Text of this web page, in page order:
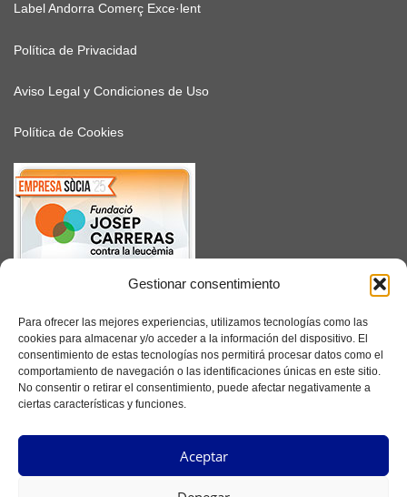
Gestionar consentimiento
Para ofrecer las mejores experiencias, utilizamos tecnologías como las
cookies para almacenar y/o acceder a la información del dispositivo. El
consentimiento de estas tecnologías nos permitirá procesar datos como el
comportamiento de navegación o las identificaciones únicas en este sitio.
No consentir o retirar el consentimiento, puede afectar negativamente a
ciertas características y funciones.
Aceptar
Label Andorra Comerç Exce·lent
Política de Privacidad
Aviso Legal y Condiciones de Uso
Política de Cookies
SUSCRÍBETE
Facebook
Instagram
YouTube